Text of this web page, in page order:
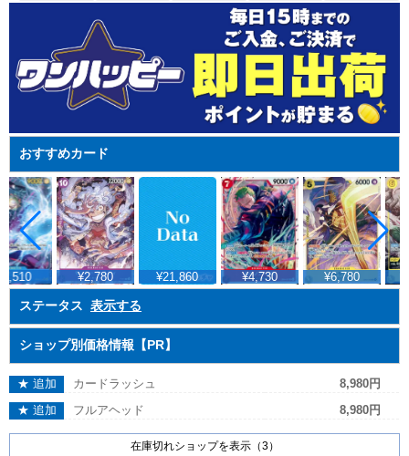
おすすめカード
¥2,780 ¥21,860 ¥4,730 ¥6,780
ステータス 表示する
ショップ別価格情報【PR】
★ 追加 カードラッシュ
8,980円
★ 追加
フルアヘッド 8,980円
在庫切れショップを表示（3）